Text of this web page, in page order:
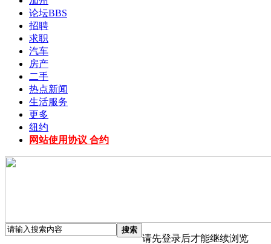
论坛BBS
招聘
求职
汽车
房产
二手
热点新闻
生活服务
更多
纽约
网站使用协议 合约
搜索
请先登录后才能继续浏览